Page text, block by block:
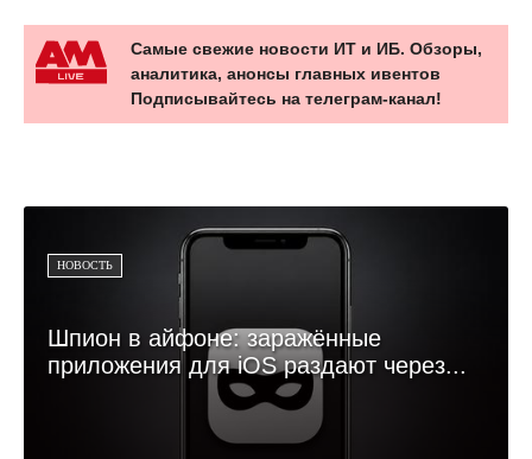
Самые свежие новости ИТ и ИБ. Обзоры,
аналитика, анонсы главных ивентов
Подписывайтесь на телеграм-канал!
НОВОСТЬ
Шпион в айфоне: заражённые
приложения для iOS раздают через...